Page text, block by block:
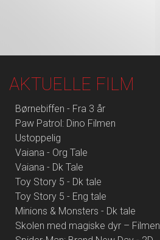
AKTUELLE FILM
Børnebiffen - Fra 3 år
Paw Patrol: Dino Filmen
Ustoppelig
Vaiana - Org Tale
Vaiana - Dk Tale
Toy Story 5 - Dk tale
Toy Story 5 - Eng tale
Minions & Monsters - Dk tale
Skolen med magiske dyr – Filmen